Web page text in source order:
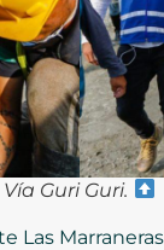
Vía Guri Guri.